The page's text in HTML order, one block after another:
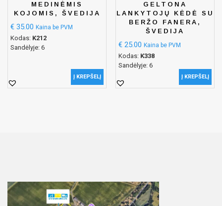
MEDINĖMIS
KOJOMIS, ŠVEDIJA
€ 35.00 Kaina be PVM
Kodas: K212
Sandėlyje: 6
Į KREPŠELĮ
GELTONA
LANKYTOJŲ KĖDĖ SU
BERŽO FANERA,
ŠVEDIJA
€ 25.00 Kaina be PVM
Kodas: K338
Sandėlyje: 6
Į KREPŠELĮ